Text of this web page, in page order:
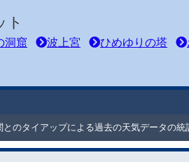
ト
洞窟 波上宮 ひめゆりの塔
のタイアップによる過去の天気データの統